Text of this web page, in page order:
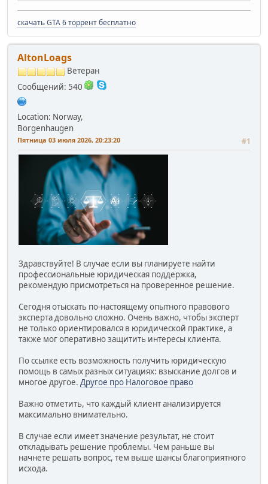
скачать GTA 6 торрент бесплатно
AltonLoags
Ветеран
Сообщений: 540
Location: Norway,
Borgenhaugen
Пятница 03 июля 2026, 20:23:20 #1
Здравствуйте! В случае если вы планируете найти
профессиональные юридическая поддержка,
рекомендую присмотреться на проверенное решение.
Сегодня отыскать по-настоящему опытного правового
эксперта довольно сложно. Очень важно, чтобы эксперт
не только ориентировался в юридической практике, а
также мог оперативно защитить интересы клиента.
По ссылке есть возможность получить юридическую
помощь в самых разных ситуациях: взыскание долгов и
многое другое. Другое про Налоговое право
Важно отметить, что каждый клиент анализируется
максимально внимательно.
В случае если имеет значение результат, не стоит
откладывать решение проблемы. Чем раньше вы
начнете решать вопрос, тем выше шансы благоприятного
исхода.